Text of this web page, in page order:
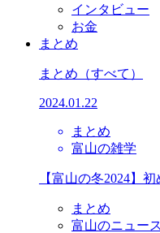
インタビュー
お金
まとめ
まとめ （すべて）
2024.01.22
まとめ
富山の雑学
【富山の冬2024】
まとめ
富山のニュース